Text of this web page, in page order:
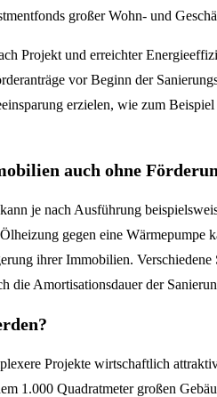
großer Wohn- und
Projekt und erreichter
vor Beginn der
erzielen, wie zum
auch ohne
je nach Ausführung
gegen eine Wärmepumpe
ihrer Immobilien. Verschiedene
Amortisationsdauer der
Projekte wirtschaftlich
1.000 Quadratmeter großen